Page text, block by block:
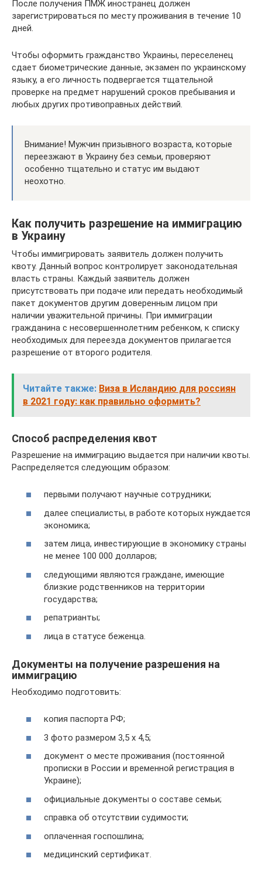
После получения ПМЖ иностранец должен
зарегистрироваться по месту проживания в течение 10
дней.
Чтобы оформить гражданство Украины, переселенец
сдает биометрические данные, экзамен по украинскому
языку, а его личность подвергается тщательной
проверке на предмет нарушений сроков пребывания и
любых других противоправных действий.
Внимание! Мужчин призывного возраста, которые
переезжают в Украину без семьи, проверяют
особенно тщательно и статус им выдают
неохотно.
Как получить разрешение на иммиграцию
в Украину
Чтобы иммигрировать заявитель должен получить
квоту. Данный вопрос контролирует законодательная
власть страны. Каждый заявитель должен
присутствовать при подаче или передать необходимый
пакет документов другим доверенным лицом при
наличии уважительной причины. При иммиграции
гражданина с несовершеннолетним ребенком, к списку
необходимых для переезда документов прилагается
разрешение от второго родителя.
Читайте также: Виза в Исландию для россиян
в 2021 году: как правильно оформить?
Способ распределения квот
Разрешение на иммиграцию выдается при наличии квоты.
Распределяется следующим образом:
первыми получают научные сотрудники;
далее специалисты, в работе которых нуждается
экономика;
затем лица, инвестирующие в экономику страны
не менее 100 000 долларов;
следующими являются граждане, имеющие
близкие родственников на территории
государства;
репатрианты;
лица в статусе беженца.
Документы на получение разрешения на
иммиграцию
Необходимо подготовить:
копия паспорта РФ;
3 фото размером 3,5 х 4,5;
документ о месте проживания (постоянной
прописки в России и временной регистрация в
Украине);
официальные документы о составе семьи;
справка об отсутствии судимости;
оплаченная госпошлина;
медицинский сертификат.